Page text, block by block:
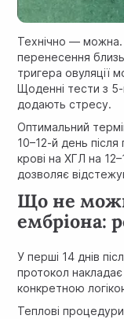
Технічно — можна.
перенесення
тригера овуляції
Щоденні тести з
додають стресу.
Оптимальний
10–12-й день
крові на ХГЛ на
дозволяє
Що не
ембріона:
У перші 14 днів
протокол
конкретною
Теплові